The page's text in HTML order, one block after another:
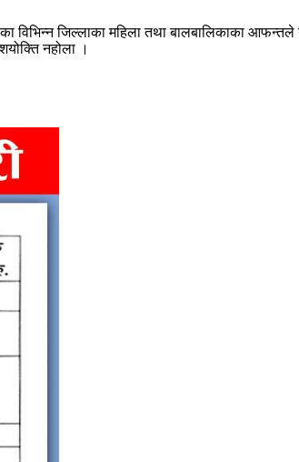
विभिन्न जिल्लाका महिला तथा बालबालिकाका आफन्तले
नहोला ।